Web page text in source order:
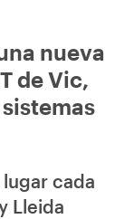
nueva
de Vic,
cada
Lleida